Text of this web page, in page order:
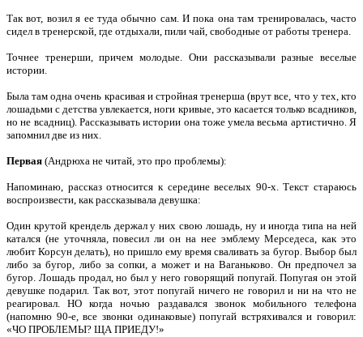
Так вот, возил я ее туда обычно сам. И пока она там тренировалась, часто
сидел в тренерской, где отдыхали, пили чай, свободные от работы тренера.
Точнее тренерши, причем молодые. Они рассказывали разные веселые
истории.
Была там одна очень красивая и стройная тренерша (врут все, что у тех, кто
лошадьми с детства увлекается, ноги кривые, это касается только всадников,
но не всадниц). Рассказывать истории она тоже умела весьма артистично. Я
запомнил две из них.
Первая (Андрюха не читай, это про проблемы):
Напоминаю, рассказ относится к середине веселых 90-х. Текст стараюсь
воспроизвести, как рассказывала девушка:
Один крутой крендель держал у них свою лошадь, ну и иногда типа на ней
катался (не уточняла, повесил ли он на нее эмблему Мерседеса, как это
любит Корсун делать), но пришло ему время сваливать за бугор. Выбор был
либо за бугор, либо за сопки, а может и на Ваганьково. Он предпочел за
бугор. Лошадь продал, но был у него говорящий попугай. Попугая он этой
девушке подарил. Так вот, этот попугай ничего не говорил и ни на что не
реагировал. НО когда ночью раздавался звонок мобильного телефона
(напомню 90-е, все звонки одинаковые) попугай встряхивался и говорил:
«ЧО ПРОБЛЕМЫ? ЩА ПРИЕДУ!»